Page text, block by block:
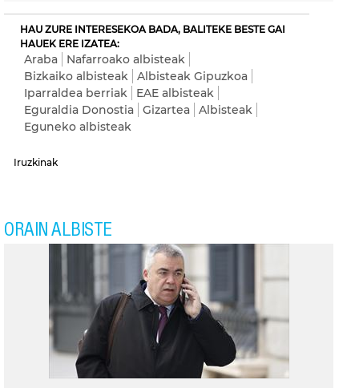
HAU ZURE INTERESEKOA BADA, BALITEKE BESTE GAI
HAUEK ERE IZATEA:
Araba
Nafarroako albisteak
Bizkaiko albisteak
Albisteak Gipuzkoa
Iparraldea berriak
EAE albisteak
Eguraldia Donostia
Gizartea
Albisteak
Eguneko albisteak
Iruzkinak
ORAIN ALBISTE